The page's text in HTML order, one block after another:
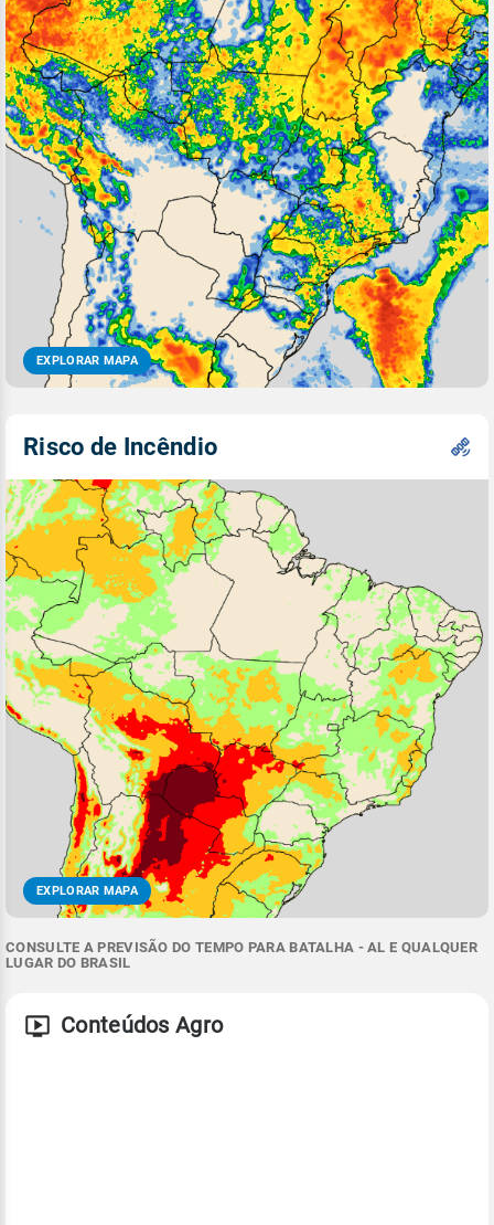
EXPLORAR MAPA
Risco de Incêndio
EXPLORAR MAPA
CONSULTE A PREVISÃO DO TEMPO PARA BATALHA - AL E QUALQUER
LUGAR DO BRASIL
Conteúdos Agro